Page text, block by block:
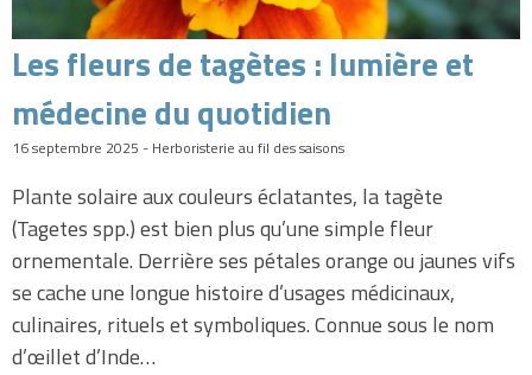
Les fleurs de tagètes : lumière et
médecine du quotidien
16 septembre 2025 - Herboristerie au fil des saisons
Plante solaire aux couleurs éclatantes, la tagète
(Tagetes spp.) est bien plus qu’une simple fleur
ornementale. Derrière ses pétales orange ou jaunes vifs
se cache une longue histoire d’usages médicinaux,
culinaires, rituels et symboliques. Connue sous le nom
d’œillet d’Inde…